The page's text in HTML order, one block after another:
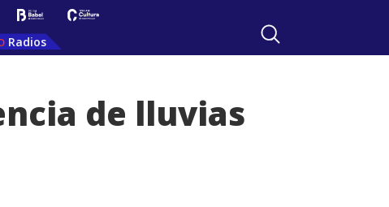
Radios
de lluvias